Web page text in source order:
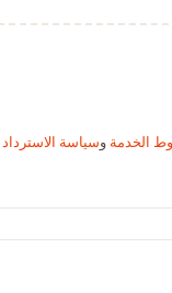
الخدمةوسياسة الاسترداد